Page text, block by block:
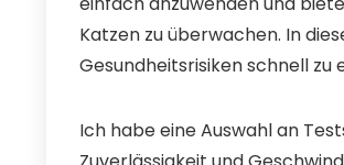
Katzen zu überwachen. In
Gesundheitsrisiken schnell zu
Ich habe eine Auswahl an